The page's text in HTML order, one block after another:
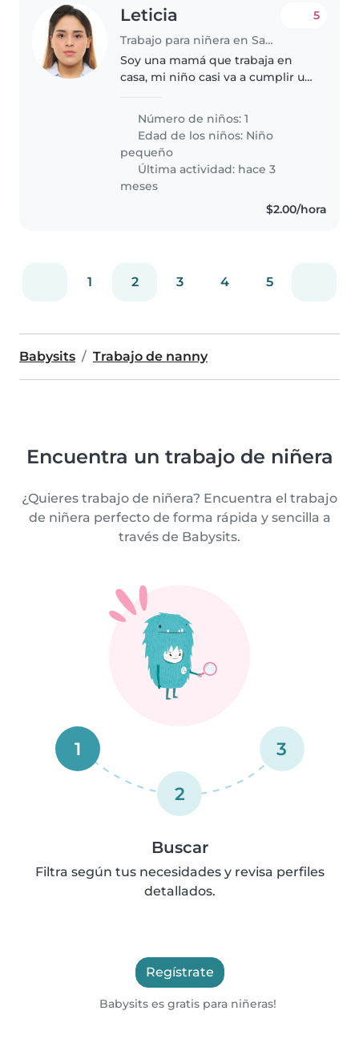
Leticia
Trabajo para niñera en San Salvador
5
Soy una mamá que trabaja en
casa, mi niño casi va a cumplir un
Estoy buscando a alguien que
me ayude por las mañanas,
necesitamos una persona
cariñosa y..
Número de niños: 1
Edad de los niños: Niño
pequeño
Última actividad: hace 3
meses
$2.00/hora
1 2 3 4 5
Babysits Trabajo de nanny
Encuentra un trabajo de niñera
¿Quieres trabajo de niñera? Encuentra el trabajo
de niñera perfecto de forma rápida y sencilla a
través de Babysits.
1
2
3
Buscar
Filtra según tus necesidades y revisa perfiles
detallados.
Regístrate
Babysits es gratis para niñeras!